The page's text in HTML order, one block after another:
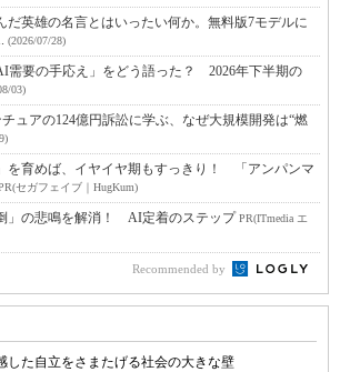
だ英雄の名言とはいったい何か。無料版7モデルに
(2026/07/28)
需要の手応え」をどう語った？ 2026年下半期の
03)
ュアの124億円訴訟に学ぶ、なぜ大規模開発は“燃
を育めば、イヤイヤ期もすっきり！ 「アンパンマ
セガフェイブ｜HugKum)
」の悲鳴を解消！ AI定着のステップPR(ITmedia エ
Recommended by
した自立をさまたげる社会の大きな壁